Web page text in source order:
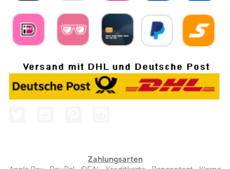
Zahlungsarten